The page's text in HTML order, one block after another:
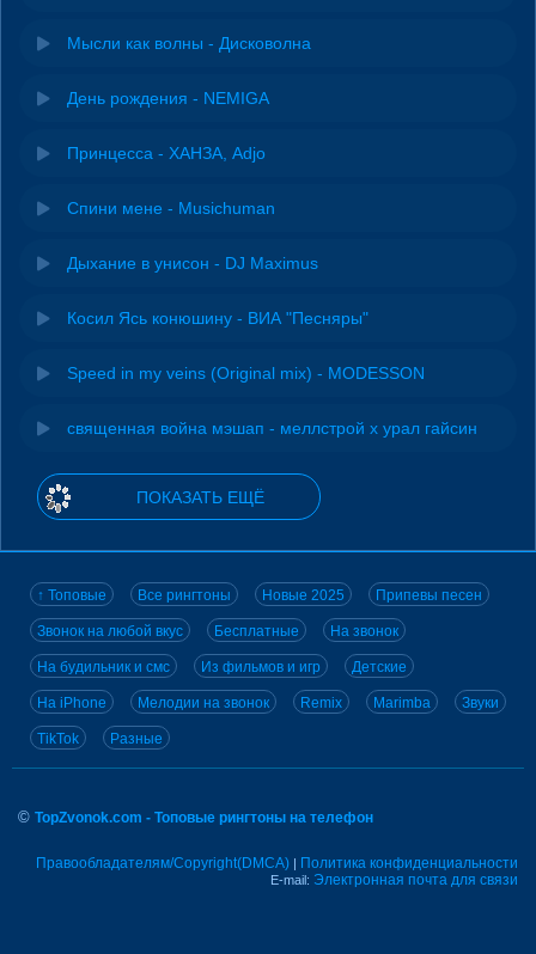
Мысли как волны - Дисковолна
День рождения - NEMIGA
Принцесса - ХАНЗА, Adjo
Спини мене - Musichuman
Дыхание в унисон - DJ Maximus
Косил Ясь конюшину - ВИА "Песняры"
Speed in my veins (Original mix) - MODESSON
священная война мэшап - меллстрой х урал гайсин
ПОКАЗАТЬ ЕЩЁ
↑ Топовые Все рингтоны Новые 2025 Припевы песен
Звонок на любой вкус Бесплатные На звонок
На будильник и смс Из фильмов и игр Детские
На iPhone Мелодии на звонок Remix Marimba Звуки
TikTok Разные
© TopZvonok.com - Топовые рингтоны на телефон
Правообладателям/Copyright(DMCA) | Политика конфиденциальности
E-mail: Электронная почта для связи